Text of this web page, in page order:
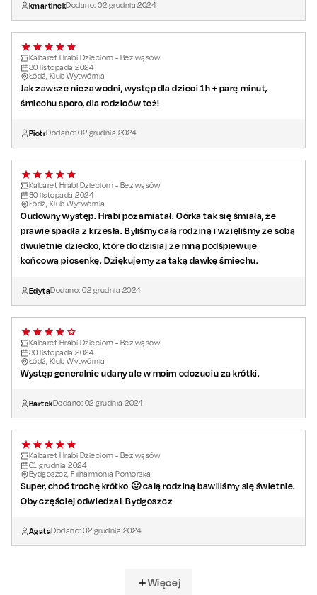
kmartinekDodano:02 grudnia 2024
Kabaret Hrabi Dzieciom - Bez wąsów
30listopada 2024
Łódź, Klub Wytwórnia
Jak zawsze niezawodni, występ dla dzieci 1h + parę minut,
śmiechu sporo, dla rodziców też!
PiotrDodano:02 grudnia 2024
Kabaret Hrabi Dzieciom - Bez wąsów
30listopada 2024
Łódź, Klub Wytwórnia
Cudowny występ. Hrabi pozamiatał. Córka tak się śmiała, że
prawie spadła z krzesła. Byliśmy całą rodziną i wzięliśmy ze sobą
dwuletnie dziecko, które do dzisiaj ze mną podśpiewuje
końcową piosenkę. Dziękujemy za taką dawkę śmiechu.
EdytaDodano:02 grudnia 2024
Kabaret Hrabi Dzieciom - Bez wąsów
30listopada 2024
Łódź, Klub Wytwórnia
Występ generalnie udany ale w moim odczuciu za krótki.
BartekDodano: 02 grudnia 2024
Kabaret Hrabi Dzieciom - Bez wąsów
01 grudnia 2024
Bydgoszcz, Filharmonia Pomorska
Super, choć trochę krótko 🙂 całą rodziną bawiliśmy się świetnie.
Oby częściej odwiedzali Bydgoszcz
AgataDodano:02 grudnia 2024
Więcej